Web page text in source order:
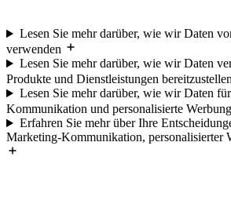
Lesen Sie mehr darüber, wie wir Daten
verwenden
Lesen Sie mehr darüber, wie wir Daten
Produkte und Dienstleistungen
Lesen Sie mehr darüber, wie wir Daten
Kommunikation und personalisierte
Erfahren Sie mehr über Ihre
Marketing-Kommunikation, personalisierter